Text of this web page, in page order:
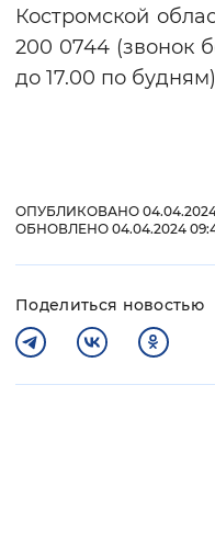
Костромской
200 0744 (звонок
до 17.00 по будням)
ОПУБЛИКОВАНО
ОБНОВЛЕНО 04.04.2024
Поделиться новостью